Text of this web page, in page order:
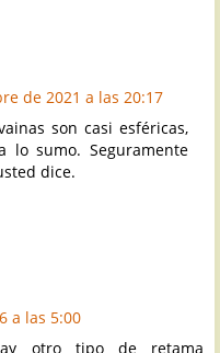
de 2021 a las 20:17
son casi esféricas,
lo sumo. Seguramente
dice.
a las 5:00
otro tipo de retama